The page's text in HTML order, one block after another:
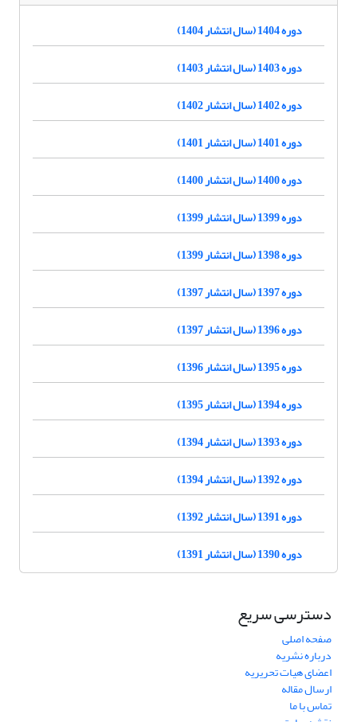
دوره 1404 (سال انتشار 1404)
دوره 1403 (سال انتشار 1403)
دوره 1402 (سال انتشار 1402)
دوره 1401 (سال انتشار 1401)
دوره 1400 (سال انتشار 1400)
دوره 1399 (سال انتشار 1399)
دوره 1398 (سال انتشار 1399)
دوره 1397 (سال انتشار 1397)
دوره 1396 (سال انتشار 1397)
دوره 1395 (سال انتشار 1396)
دوره 1394 (سال انتشار 1395)
دوره 1393 (سال انتشار 1394)
دوره 1392 (سال انتشار 1394)
دوره 1391 (سال انتشار 1392)
دوره 1390 (سال انتشار 1391)
دسترسی سریع
صفحه اصلی
درباره نشریه
اعضای هیات تحریریه
ارسال مقاله
تماس با ما